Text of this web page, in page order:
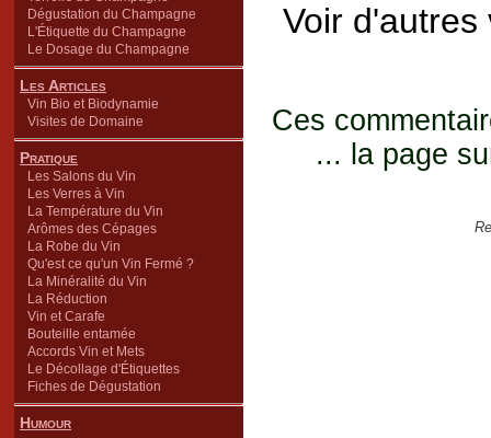
Dégustation du Champagne
L'Étiquette du Champagne
Le Dosage du Champagne
Les Articles
Vin Bio et Biodynamie
Visites de Domaine
Pratique
Les Salons du Vin
Les Verres à Vin
La Température du Vin
Arômes des Cépages
La Robe du Vin
Qu'est ce qu'un Vin Fermé ?
La Minéralité du Vin
La Réduction
Vin et Carafe
Bouteille entamée
Accords Vin et Mets
Le Décollage d'Étiquettes
Fiches de Dégustation
Humour
Voir
Ces
... la page